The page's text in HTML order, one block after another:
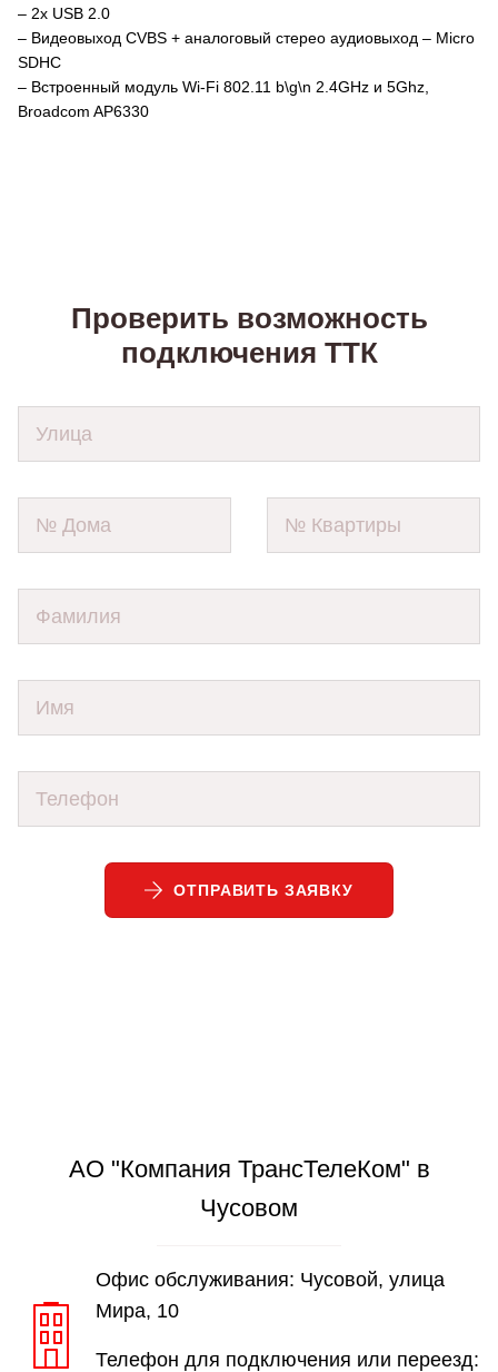
– 2х USB 2.0
– Видеовыход CVBS + аналоговый стерео аудиовыход – Micro
SDHC
– Встроенный модуль Wi-Fi 802.11 b\g\n 2.4GHz и 5Ghz,
Broadcom AP6330
Проверить возможность
подключения ТТК
ОТПРАВИТЬ ЗАЯВКУ
АО "Компания ТрансТелеКом" в
Чусовом
Офис обслуживания: Чусовой, улица
Мира, 10
Телефон для подключения или переезд: